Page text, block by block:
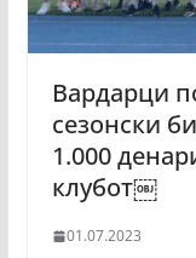
Вардарци
сезонски
1.000
клубот￼
01.07.2023